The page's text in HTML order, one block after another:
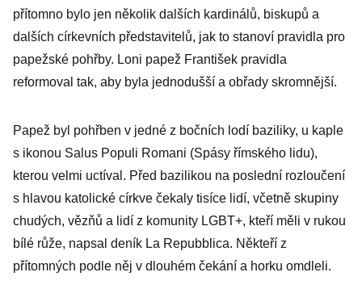
přítomno bylo jen několik dalších kardinálů, biskupů a
dalších církevních představitelů, jak to stanoví pravidla pro
papežské pohřby. Loni papež František pravidla
reformoval tak, aby byla jednodušší a obřady skromnější.
Papež byl pohřben v jedné z bočních lodí baziliky, u kaple
s ikonou Salus Populi Romani (Spásy římského lidu),
kterou velmi uctíval. Před bazilikou na poslední rozloučení
s hlavou katolické církve čekaly tisíce lidí, včetně skupiny
chudých, vězňů a lidí z komunity LGBT+, kteří měli v rukou
bílé růže, napsal deník La Repubblica. Někteří z
přítomných podle něj v dlouhém čekání a horku omdleli.